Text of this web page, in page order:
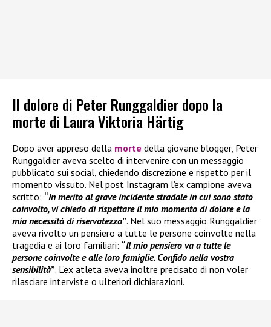
Il dolore di Peter Runggaldier dopo la
morte di Laura Viktoria Härtig
Dopo aver appreso della morte della giovane blogger, Peter
Runggaldier aveva scelto di intervenire con un messaggio
pubblicato sui social, chiedendo discrezione e rispetto per il
momento vissuto. Nel post Instagram l’ex campione aveva
scritto: “In merito al grave incidente stradale in cui sono stato
coinvolto, vi chiedo di rispettare il mio momento di dolore e la
mia necessità di riservatezza”. Nel suo messaggio Runggaldier
aveva rivolto un pensiero a tutte le persone coinvolte nella
tragedia e ai loro familiari: “Il mio pensiero va a tutte le
persone coinvolte e alle loro famiglie. Confido nella vostra
sensibilità”. L’ex atleta aveva inoltre precisato di non voler
rilasciare interviste o ulteriori dichiarazioni.